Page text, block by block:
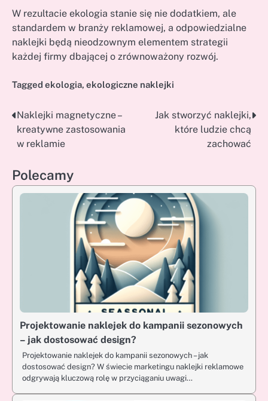
W rezultacie ekologia stanie się nie dodatkiem, ale
standardem w branży reklamowej, a odpowiedzialne
naklejki będą nieodzownym elementem strategii
każdej firmy dbającej o zrównoważony rozwój.
Tagged ekologia, ekologiczne naklejki
Nawigacja
wpisu
Naklejki magnetyczne –
kreatywne zastosowania
w reklamie
Jak stworzyć naklejki,
które ludzie chcą
zachować
Polecamy
Projektowanie naklejek do kampanii sezonowych
– jak dostosować design?
Projektowanie naklejek do kampanii sezonowych – jak
dostosować design? W świecie marketingu naklejki reklamowe
odgrywają kluczową rolę w przyciąganiu uwagi…